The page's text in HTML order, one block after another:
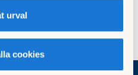
urval
cookies
inom kundnöjdhet och är